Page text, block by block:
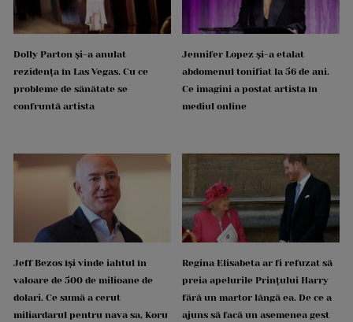
Dolly Parton și-a anulat
rezidența în Las Vegas. Cu ce
probleme de sănătate se
confruntă artista
Jennifer Lopez și-a etalat
abdomenul tonifiat la 56 de ani.
Ce imagini a postat artista în
mediul online
Jeff Bezos își vinde iahtul în
valoare de 500 de milioane de
dolari. Ce sumă a cerut
miliardarul pentru nava sa, Koru
Regina Elisabeta ar fi refuzat să
preia apelurile Prințului Harry
fără un martor lângă ea. De ce a
ajuns să facă un asemenea gest